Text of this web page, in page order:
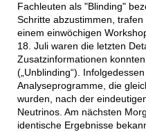
Fachleuten als "Blinding"
Schritte abzustimmen,
einem einwöchigen
18. Juli waren die letzten
Zusatzinformationen
(„Unblinding“).
Analyseprogramme, die
wurden, nach der
Neutrinos. Am nächsten
identische Ergebnisse